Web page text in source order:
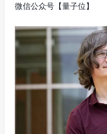
微信公众号【量子位】